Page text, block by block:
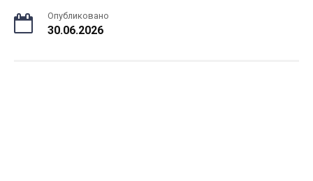
Опубликовано
30.06.2026